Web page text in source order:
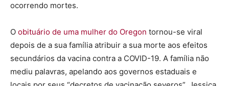
ocorrendo mortes.
O obituário de uma mulher do Oregon tornou-se viral
depois de a sua família atribuir a sua morte aos efeitos
secundários da vacina contra a COVID-19. A família não
mediu palavras, apelando aos governos estaduais e